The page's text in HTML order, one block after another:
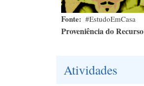
Fonte #EstudoEmCasa
Proveniência do Recurso
Atividades